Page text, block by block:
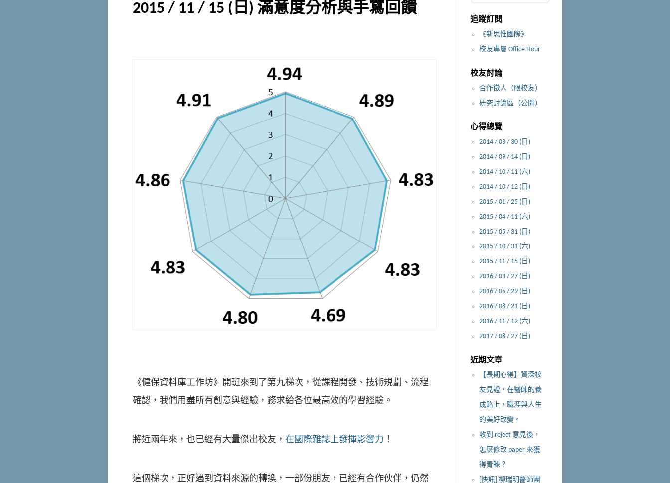
2015 / 11 / 15 (日) 滿意度分析與手寫回饋
《健保資料庫工作坊》開班來到了第九梯次，從課程開發、技術規劃、流程
確認，我們用盡所有創意與經驗，務求給各位最高效的學習經驗。
將近兩年來，也已經有大量傑出校友， 在國際雜誌上發揮影響力 ！
這個梯次，正好遇到資料來源的轉換，一部份朋友，已經有合作伙伴，仍然
追蹤訂閱
《新思惟國際》
校友專屬 Office Hour
校友討論
合作徵人（限校友）
研究討論區（公開）
心得總覽
2014 / 03 / 30 (日)
2014 / 09 / 14 (日)
2014 / 10 / 11 (六)
2014 / 10 / 12 (日)
2015 / 01 / 25 (日)
2015 / 04 / 11 (六)
2015 / 05 / 31 (日)
2015 / 10 / 31 (六)
2015 / 11 / 15 (日)
2016 / 03 / 27 (日)
2016 / 05 / 29 (日)
2016 / 08 / 21 (日)
2016 / 11 / 12 (六)
2017 / 08 / 27 (日)
近期文章
【長期心得】資深校
友見證，在醫師的養
成路上，職涯與人生
的美好改變。
收到 reject 意見後，
怎麼修改 paper 來獲
得青睞？
[快訊] 柳瑞明醫師團